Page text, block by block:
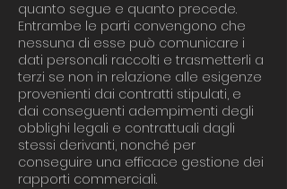
quanto segue e quanto precede.
Entrambe le parti convengono che
nessuna di esse può comunicare i
dati personali raccolti e trasmetterli a
terzi se non in relazione alle esigenze
provenienti dai contratti stipulati, e
dai conseguenti adempimenti degli
obblighi legali e contrattuali dagli
stessi derivanti, nonché per
conseguire una efficace gestione dei
rapporti commerciali.